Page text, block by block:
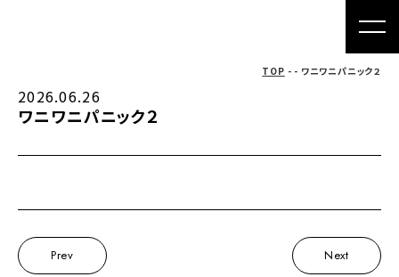
TOP - - ワニワニパニック２
2026.06.26
ワニワニパニック２
Prev Next